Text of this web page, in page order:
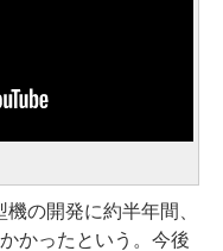
の開発に約半年間、
かったという。今後